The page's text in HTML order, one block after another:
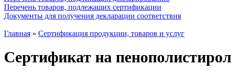
Перечень товаров, подлежащих сертификации
Документы для получения декларации соответствия
Главная » Сертификация продукции, товаров и услуг
Сертификат на пенополистирол